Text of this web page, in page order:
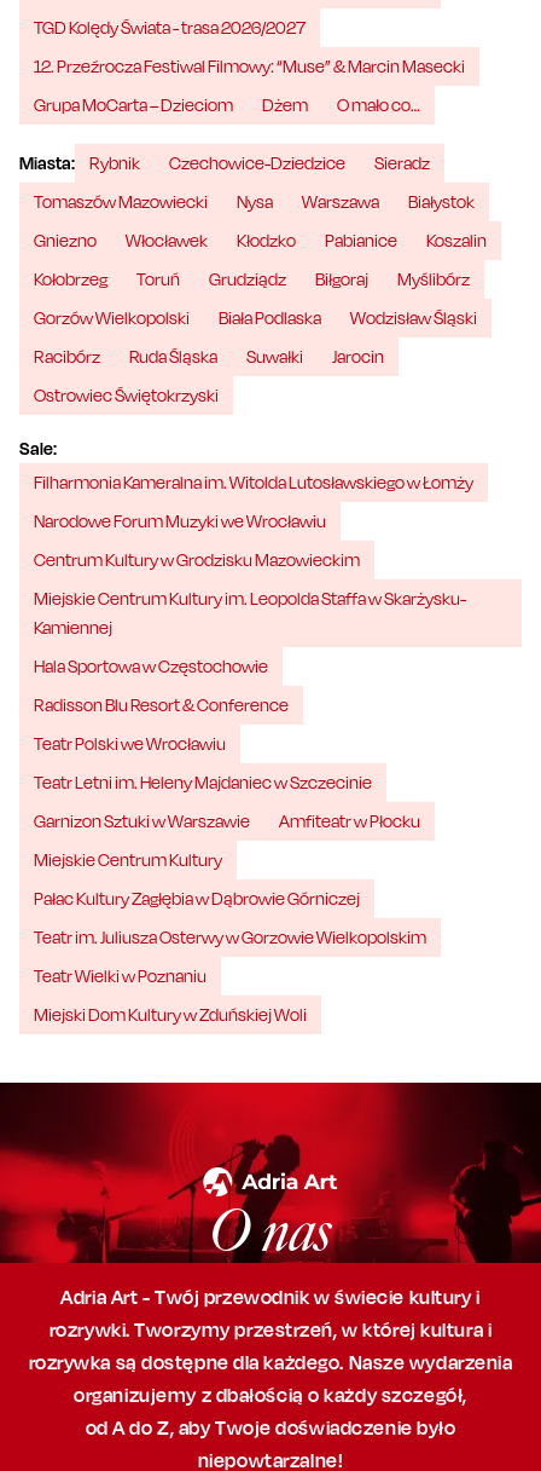
TGD Kolędy Świata - trasa 2026/2027
12. Przeźrocza Festiwal Filmowy: “Muse” & Marcin Masecki
Grupa MoCarta – Dzieciom
Dżem O mało co…
Miasta: Rybnik Czechowice-Dziedzice
Sieradz
Tomaszów Mazowiecki
Nysa Warszawa
Białystok
Gniezno
Włocławek Kłodzko Pabianice
Koszalin
Kołobrzeg
Toruń Grudziądz Biłgoraj
Myślibórz
Gorzów Wielkopolski
Biała Podlaska
Wodzisław Śląski
Racibórz
Ruda Śląska Suwałki
Jarocin
Ostrowiec Świętokrzyski
Sale:
Filharmonia Kameralna im. Witolda Lutosławskiego w Łomży
Narodowe Forum Muzyki we Wrocławiu
Centrum Kultury w Grodzisku Mazowieckim
Miejskie Centrum Kultury im. Leopolda Staffa w Skarżysku-
Kamiennej
Hala Sportowa w Częstochowie
Radisson Blu Resort & Conference
Teatr Polski we Wrocławiu
Teatr Letni im. Heleny Majdaniec w Szczecinie
Garnizon Sztuki w Warszawie
Amfiteatr w Płocku
Miejskie Centrum Kultury
Pałac Kultury Zagłębia w Dąbrowie Górniczej
Teatr im. Juliusza Osterwy w Gorzowie Wielkopolskim
Teatr Wielki w Poznaniu
Miejski Dom Kultury w Zduńskiej Woli
O nas
Adria Art - Twój przewodnik w świecie kultury i
rozrywki. Tworzymy przestrzeń,w której kultura i
rozrywka są dostępne dla każdego. Nasze wydarzenia
organizujemy z dbałością o każdy szczegół,
od A do Z, abyTwoje doświadczenie było
niepowtarzalne!